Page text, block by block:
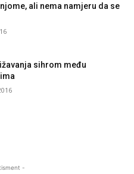
ali nema namjeru da se
sihrom među
-